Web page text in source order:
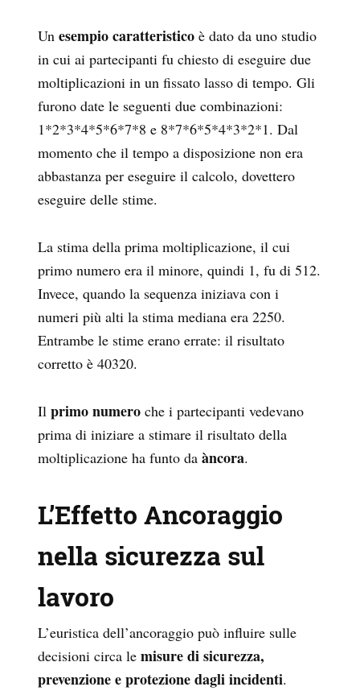
Un esempio caratteristico è dato da uno studio
in cui ai partecipanti fu chiesto di eseguire due
moltiplicazioni in un fissato lasso di tempo. Gli
furono date le seguenti due combinazioni:
1*2*3*4*5*6*7*8 e 8*7*6*5*4*3*2*1. Dal
momento che il tempo a disposizione non era
abbastanza per eseguire il calcolo, dovettero
eseguire delle stime.
La stima della prima moltiplicazione, il cui
primo numero era il minore, quindi 1, fu di 512.
Invece, quando la sequenza iniziava con i
numeri più alti la stima mediana era 2250.
Entrambe le stime erano errate: il risultato
corretto è 40320.
Il primo numero che i partecipanti vedevano
prima di iniziare a stimare il risultato della
moltiplicazione ha funto da àncora.
L’Effetto Ancoraggio
nella sicurezza sul
lavoro
L’euristica dell’ancoraggio può influire sulle
decisioni circa le misure di sicurezza,
prevenzione e protezione dagli incidenti.